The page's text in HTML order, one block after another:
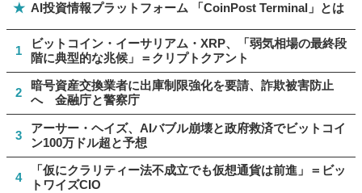
★ AI投資情報プラットフォーム 「CoinPost Terminal」とは
1
ビットコイン・イーサリアム・XRP、「弱気相場の最終段
階に典型的な兆候」＝クリプトクアント
2
暗号資産交換業者に出庫制限強化を要請、詐欺被害防止
へ 金融庁と警察庁
3
アーサー・ヘイズ、AIバブル崩壊と政府救済でビットコイ
ン100万ドル超と予想
4
「仮にクラリティー法不成立でも仮想通貨は前進」＝ビッ
トワイズCIO